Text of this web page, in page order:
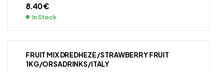
8.40€
In Stock
FRUIT MIX DREDHEZE /STRAWBERRY FRUIT
1KG/ORSADRINKS/ITALY